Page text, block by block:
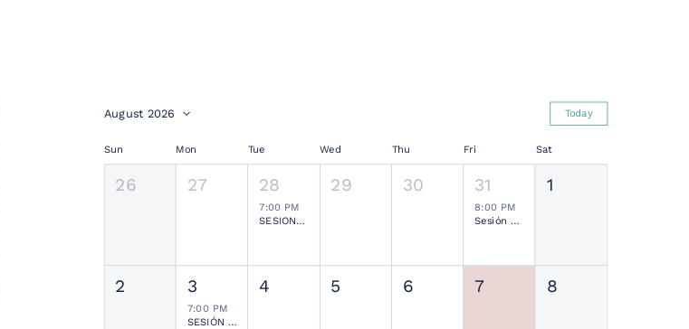
August 2026 Today
Sun Mon Tue Wed Thu Fri Sat
26 27 28
7:00 PM
SESIONES MENSUALES NEUROCIRUGÍA PEDIÁTRICA MEXICANA
29 30 31
8:00 PM
Sesión Ordinaria SMCN
1
2 3
7:00 PM
SESIÓN JOURNAL CLUB
4 5 6 7 8